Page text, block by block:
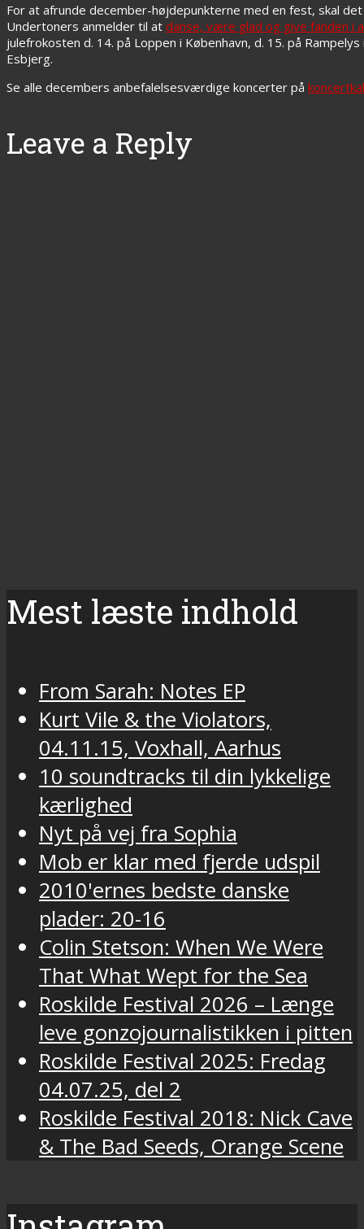
For at afrunde december-højdepunkterne med en fest, skal
Undertoners anmelder til at danse, være glad og give fanden i
julefrokosten d. 14. på Loppen i København, d. 15. på
Esbjerg.
Se alle decembers anbefalelsesværdige koncerter på
Leave a Reply
Mest læste indhold
From Sarah: Notes EP
Kurt Vile & the Violators,
04.11.15, Voxhall, Aarhus
10 soundtracks til din lykkelige
kærlighed
Nyt på vej fra Sophia
Mob er klar med fjerde udspil
2010'ernes bedste danske
plader: 20-16
Colin Stetson: When We Were
That What Wept for the Sea
Roskilde Festival 2026 – Længe
leve gonzojournalistikken i pitten
Roskilde Festival 2025: Fredag
04.07.25, del 2
Roskilde Festival 2018: Nick Cave
& The Bad Seeds, Orange Scene